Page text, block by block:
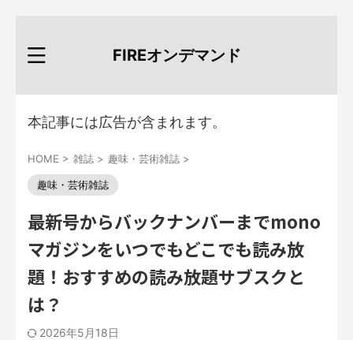
FIREオンデマンド
本記事には広告が含まれます。
HOME > 雑誌 > 趣味・芸術雑誌 >
趣味・芸術雑誌
最新号からバックナンバーまでmono
マガジンをいつでもどこでも読み放
題！おすすめの読み放題サブスクと
は？
2026年5月18日